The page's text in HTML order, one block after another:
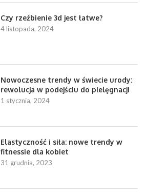
Czy rzeźbienie 3d jest łatwe?
4 listopada, 2024
Nowoczesne trendy w świecie urody:
rewolucja w podejściu do pielęgnacji
1 stycznia, 2024
Elastyczność i siła: nowe trendy w
fitnessie dla kobiet
31 grudnia, 2023